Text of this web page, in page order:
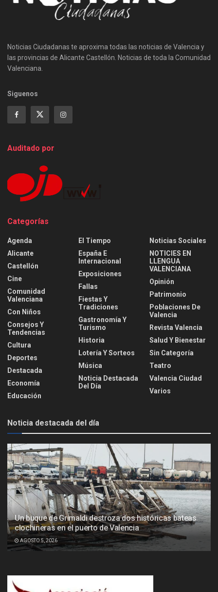
Noticias Ciudadanas te aproxima todas las noticias de Valencia y
las provincias de Alicante Castellón. Noticias de toda la Comunidad
Valenciana.
Siguenos
Auditado por
Categorías
Agenda
Alicante
Castellón
Cine
Comunidad
Valenciana
Con Niños
Consejos Y
Tendencias
Cultura
Deportes
Destacada
Economía
Educación
El Tiempo
España E
Internacional
Exposiciones
Fallas
Fiestas Y
Tradiciones
Gastronomía Y
Turismo
Historia
Lotería Y Sorteos
Música
Noticia Destacada
Del Día
Noticias Sociales
NOTICIES EN
LLENGUA
VALENCIANA
Opinión
Patrimonio
Poblaciones De
Valencia
Revista Valencia
Salud Y Bienestar
Sin Categoría
Teatro
Valencia Ciudad
Varios
Noticia destacada del día
Un buque de Grimaldi destroza dos históricas bateas
clochineras en el puerto de Valencia
AGOSTO 5, 2026